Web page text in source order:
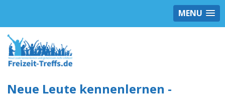
MENU
Neue Leute kennenlernen -